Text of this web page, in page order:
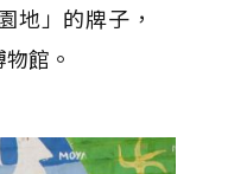
地」的牌子，
館。